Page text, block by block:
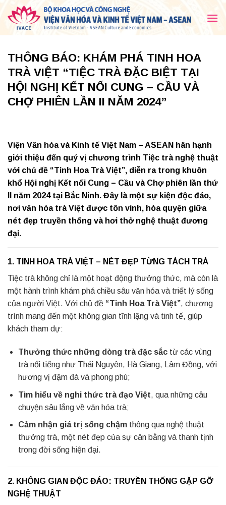
content
THÔNG BÁO: KHÁM PHÁ TINH HOA
TRÀ VIỆT “TIỆC TRÀ ĐẶC BIỆT TẠI
HỘI NGHỊ KẾT NỐI CUNG – CẦU VÀ
CHỢ PHIÊN LẦN II NĂM 2024”
Viện Văn hóa và Kinh tế Việt Nam – ASEAN hân hạnh
giới thiệu đến quý vị chương trình Tiệc trà nghệ thuật
với chủ đề “Tinh Hoa Trà Việt”, diễn ra trong khuôn
khổ Hội nghị Kết nối Cung – Cầu và Chợ phiên lần thứ
II năm 2024tại Bắc Ninh. Đây là một sự kiện độc đáo,
nơi văn hóa trà Việt được tôn vinh, hòa quyện giữa
nét đẹp truyền thống và hơi thở nghệ thuật đương
đại.
1. TINH HOA TRÀ VIỆT – NÉT ĐẸP TỪNG TÁCH TRÀ
Tiệc trà không chỉ là một hoạt động thưởng thức, mà còn là
một hành trình khám phá chiều sâu văn hóa và triết lý sống
của người Việt. Với chủ đề “Tinh Hoa Trà Việt”, chương
trình mang đến một không gian tĩnh lặng và tinh tế, giúp
khách tham dự:
Thưởng thức những dòng trà đặc sắctừ các vùng
trà nổi tiếng như Thái Nguyên, Hà Giang, Lâm Đồng, với
hương vị đậm đà và phong phú;
Tìm hiểu về nghi thức trà đạo Việt, qua những câu
chuyện sâu lắng về văn hóa trà;
Cảm nhận giá trị sống chậmthông qua nghệ thuật
thưởng trà, một nét đẹp của sự cân bằng và thanh tịnh
trong đời sống hiện đại.
2. KHÔNG GIAN ĐỘC ĐÁO: TRUYỀN THỐNG GẶP GỠ
NGHỆ THUẬT